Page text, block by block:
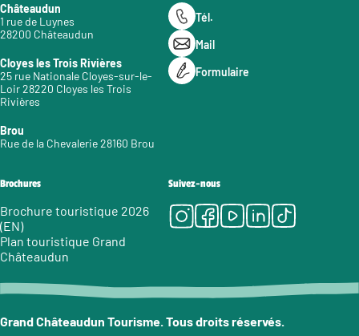
Châteaudun
1 rue de Luynes
28200 Châteaudun
Cloyes les Trois Rivières
25 rue Nationale Cloyes-sur-le-
Loir 28220 Cloyes les Trois
Rivières
Brou
Rue de la Chevalerie 28160 Brou
Tél.
Mail
Formulaire
Brochures
Brochure touristique 2026
(EN)
Plan touristique Grand
Châteaudun
Suivez-nous
Instagram
Facebook
Youtube
LinkedIn
Tiktok
Grand Châteaudun Tourisme. Tous droits réservés.